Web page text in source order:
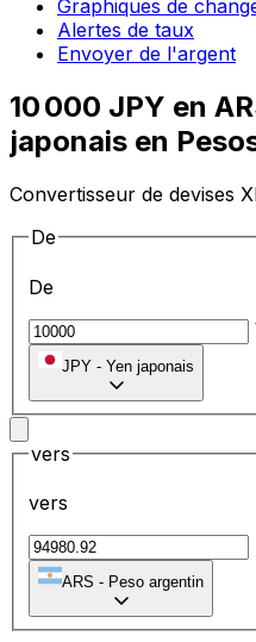
Graphiques de
Alertes de taux
Envoyer de l'argent
10 000 JPY en
japonais en
Convertisseur de devises
De
De
JPY - Yen japonais
vers
vers
ARS - Peso argentin